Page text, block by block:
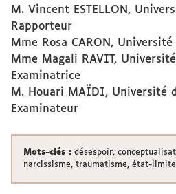
M. Vincent ESTELLON,
Rapporteur
Mme Rosa CARON,
Mme Magali RAVIT,
Examinatrice
M. Houari MAÏDI, Université
Examinateur
Mots-clés : désespoir,
narcissisme, traumatisme, état-limite